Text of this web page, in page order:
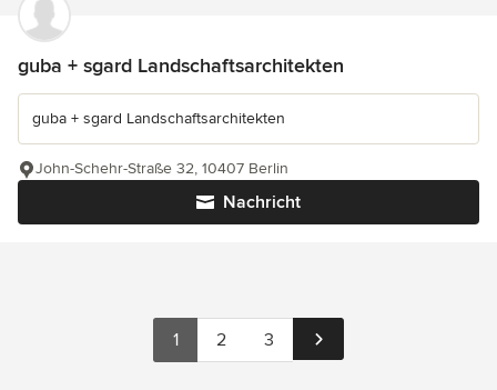
guba + sgard Landschaftsarchitekten
guba + sgard Landschaftsarchitekten
Nachricht
John-Schehr-Straße 32, 10407 Berlin
1 2 3